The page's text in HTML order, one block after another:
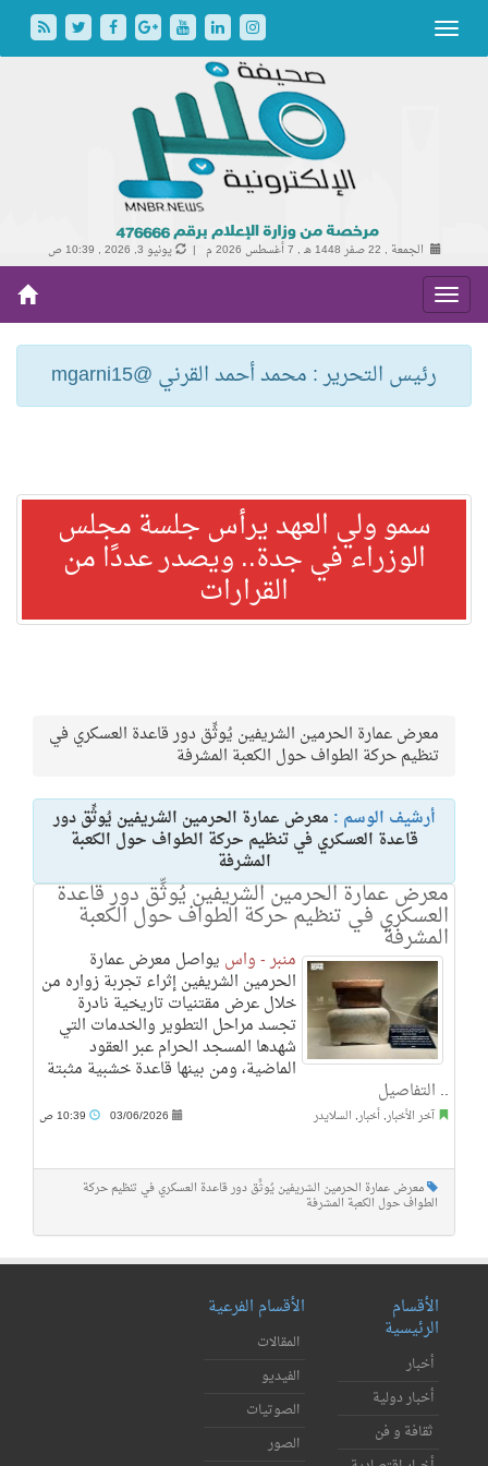
الجمعة , 22 صفر 1448 هـ , 7 أغسطس 2026 م | يونيو 3, 2026 , 10:39 ص
رئيس التحرير : محمد أحمد القرني @mgarni15
سمو ولي العهد يرأس جلسة مجلس
الوزراء في جدة.. ويصدر عددًا من
القرارات
معرض عمارة الحرمين الشريفين يُوثِّق دور قاعدة العسكري في
تنظيم حركة الطواف حول الكعبة المشرفة
أرشيف الوسم : معرض عمارة الحرمين الشريفين يُوثِّق دور
قاعدة العسكري في تنظيم حركة الطواف حول الكعبة
المشرفة
معرض عمارة الحرمين الشريفين يُوثِّق دور قاعدة
العسكري في تنظيم حركة الطواف حول الكعبة
المشرفة
منبر - واس يواصل معرض عمارة
الحرمين الشريفين إثراء تجربة زواره من
خلال عرض مقتنيات تاريخية نادرة
تجسد مراحل التطوير والخدمات التي
شهدها المسجد الحرام عبر العقود
الماضية، ومن بينها قاعدة خشبية مثبتة
.. التفاصيل
آخر الأخبار, أخبار, السلايدر 03/06/2026
معرض عمارة الحرمين الشريفين يُوثِّق دور قاعدة العسكري في تنظيم حركة
الطواف حول الكعبة المشرفة
الأقسام
الرئيسية
أخبار
أخبار دولية
ثقافة و فن
الأقسام الفرعية
المقالات
الفيديو
الصوتيات
الصور